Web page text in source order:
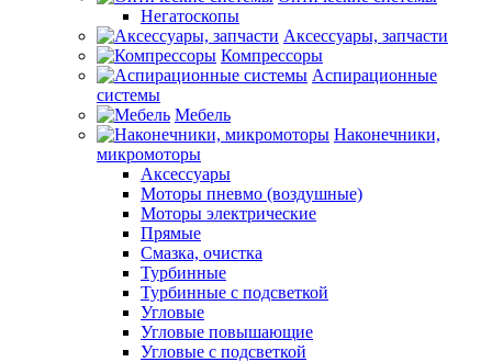
Негатоскопы
Аксессуары, запчасти
Компрессоры
Аспирационные
системы
Мебель
Наконечники,
микромоторы
Аксессуары
Моторы пневмо (воздушные)
Моторы электрические
Прямые
Смазка, очистка
Турбинные
Турбинные с подсветкой
Угловые
Угловые повышающие
Угловые с подсветкой